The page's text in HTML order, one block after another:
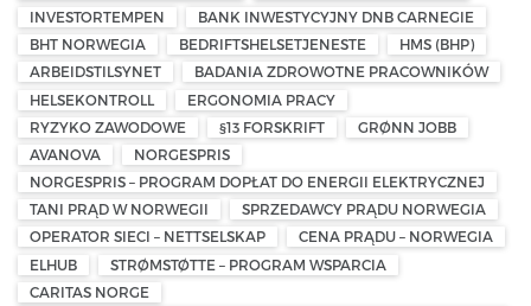
INVESTORTEMPEN
BANK INWESTYCYJNY DNB CARNEGIE
BHT NORWEGIA
BEDRIFTSHELSETJENESTE
HMS (BHP)
ARBEIDSTILSYNET
BADANIA ZDROWOTNE PRACOWNIKÓW
HELSEKONTROLL
ERGONOMIA PRACY
RYZYKO ZAWODOWE
§13 FORSKRIFT
GRØNN JOBB
AVANOVA
NORGESPRIS
NORGESPRIS – PROGRAM DOPŁAT DO ENERGII ELEKTRYCZNEJ
TANI PRĄD W NORWEGII
SPRZEDAWCY PRĄDU NORWEGIA
OPERATOR SIECI – NETTSELSKAP
CENA PRĄDU – NORWEGIA
ELHUB
STRØMSTØTTE – PROGRAM WSPARCIA
CARITAS NORGE